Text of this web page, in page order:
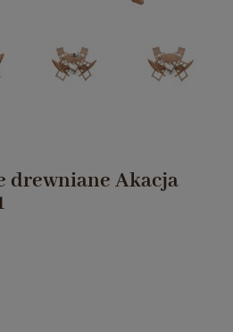
drewniane Akacja